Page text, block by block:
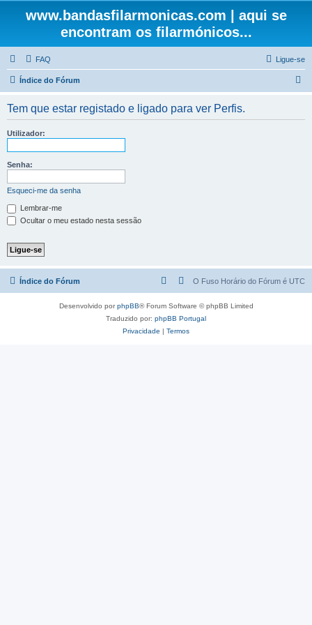
www.bandasfilarmonicas.com | aqui se
encontram os filarmónicos...
FAQ Ligue-se
Índice do Fórum
Tem que estar registado e ligado para ver Perfis.
Utilizador:
Senha:
Esqueci-me da senha
Lembrar-me
Ocultar o meu estado nesta sessão
Índice do Fórum O Fuso Horário do Fórum é UTC
Desenvolvido porphpBB® Forum Software © phpBB Limited
Traduzido por: phpBB Portugal
Privacidade | Termos